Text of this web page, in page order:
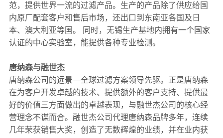
范，提供世界一流的过滤产品。生产的产品除了供应给国
内原厂配套客户和售后市场，还出口到东南亚各国及日
本、澳大利亚等国。 同时，无锡生产基地内拥有一个国家
认证的中心实验室，能提供各种专业检测。
唐纳森与融世杰
唐纳森公司的远景—全球过滤方案领导先驱。正是唐纳森
在为客户开发卓越的技术、提供额外的客户支持、提供最
好的价值三方面做出的卓越表现，与融世杰公司的核心经
营理念不谋而合。融世杰公司代理唐纳森品牌多年，连续
几年荣获销售大奖，创造了无数辉煌的业绩，并在业内获